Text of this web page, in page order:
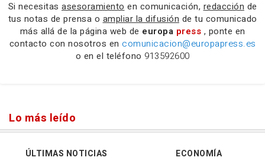
Si necesitas asesoramiento en comunicación, redacción de
tus notas de prensa o ampliar la difusión de tu comunicado
más allá de la página web de europa press , ponte en
contacto con nosotros en comunicacion@europapress.es
o en el teléfono 913592600
Lo más leído
ÚLTIMAS NOTICIAS
ECONOMÍA